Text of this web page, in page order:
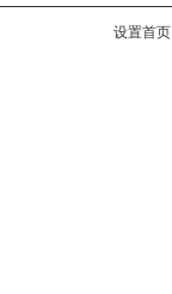
设置首页